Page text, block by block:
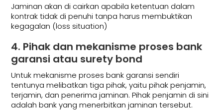
Jaminan akan di cairkan apabila ketentuan dalam
kontrak tidak di penuhi tanpa harus membuktikan
kegagalan (loss situation)
4. Pihak dan mekanisme proses bank
garansi atau surety bond
Untuk mekanisme proses bank garansi sendiri
tentunya melibatkan tiga pihak, yaitu pihak penjamin,
terjamin, dan penerima jaminan. Pihak penjamin di sini
adalah bank yang menerbitkan jaminan tersebut.